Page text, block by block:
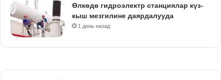
Өлкөдө гидроэлектр станциялар күз-
кыш мезгилине даярдалууда
1 день назад